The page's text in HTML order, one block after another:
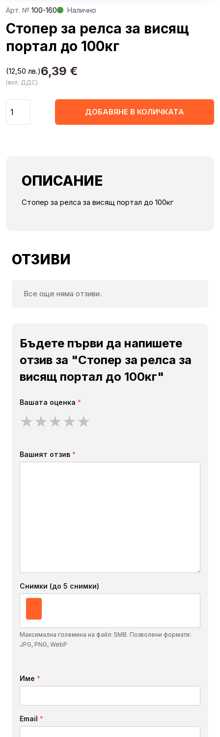
Aрт. № 100-160 Налично
Стопер за релса за висящ
портал до 100кг
6,39 €
(12,50 лв.)
(вкл. ДДС)
ДОБАВЯНЕ В КОЛИЧКАТА
ОПИСАНИЕ
Стопер за релса за висящ портал до 100кг
ОТЗИВИ
Все още няма отзиви.
Бъдете първи да напишете
отзив за "Стопер за релса за
висящ портал до 100кг"
Вашата оценка *
★★★★★
Вашият отзив *
Снимки (до 5 снимки)
Максимална големина на файл: 5MB. Позволени формати:
JPG, PNG, WebP
Име *
Email *